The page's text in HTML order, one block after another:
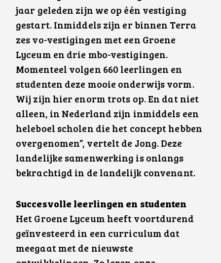
jaar geleden zijn we op één vestiging
gestart. Inmiddels zijn er binnen Terra
zes vo-vestigingen met een Groene
Lyceum en drie mbo-vestigingen.
Momenteel volgen 660 leerlingen en
studenten deze mooie onderwijs vorm.
Wij zijn hier enorm trots op. En dat niet
alleen, in Nederland zijn inmiddels een
heleboel scholen die het concept hebben
overgenomen”, vertelt de Jong. Deze
landelijke samenwerking is onlangs
bekrachtigd in de landelijk convenant.
Succesvolle leerlingen en studenten
Het Groene Lyceum heeft voortdurend
geïnvesteerd in een curriculum dat
meegaat met de nieuwste